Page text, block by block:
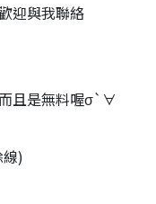
迎與我聯絡
且是無料喔σ`∀
)